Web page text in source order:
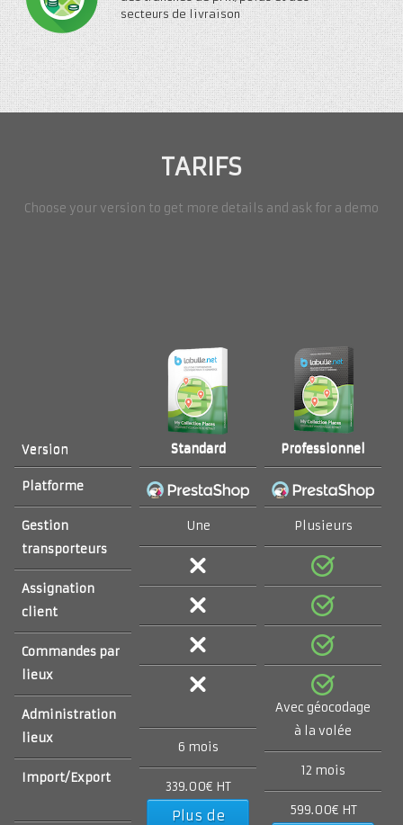
secteurs de livraison
TARIFS
Choose your version to get more details and ask for a demo
Version
Platforme
Gestion
transporteurs
Assignation
client
Commandes par
lieux
Administration
lieux
Import/Export
Standard
Une
6 mois
339.00€ HT
Plus de
Professionnel
Plusieurs
Avec géocodage
à la volée
12 mois
599.00€ HT